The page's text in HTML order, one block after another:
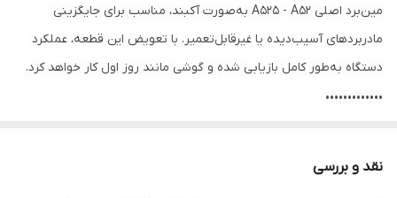
✅ وضعیت تست تست شده ، سالم
مین‌برد اصلی A525 - A52 به‌صورت آکبند، مناسب برای جایگزینی
مادربردهای آسیب‌دیده یا غیرقابل‌تعمیر. با تعویض این قطعه، عملکرد
دستگاه به‌طور کامل بازیابی شده و گوشی مانند روز اول کار خواهد کرد.
•••••••••••••
• کارتن و انتقال مالکیت: دارد
نقد و بررسی